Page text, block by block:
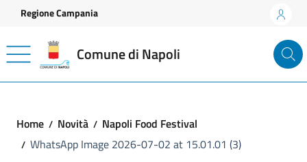
Vai ai contenuti
Vai al footer
Regione Campania
Comune di Napoli
Home Novità
Napoli Food Festival
WhatsApp Image 2026-07-02 at 15.01.01 (3)